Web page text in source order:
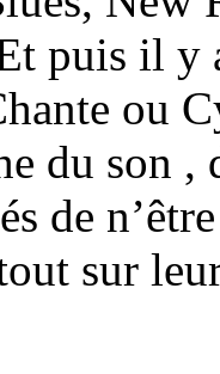
puis il y
ou
du son
de
sur